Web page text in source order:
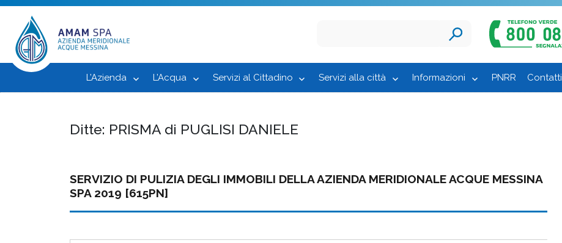
L’Azienda L’Acqua Servizi al Cittadino Servizi alla città Informazioni PNRR Contatti
Ditte: PRISMA di PUGLISI DANIELE
SERVIZIO DI PULIZIA DEGLI IMMOBILI DELLA AZIENDA MERIDIONALE ACQUE MESSINA
SPA 2019 [615PN]